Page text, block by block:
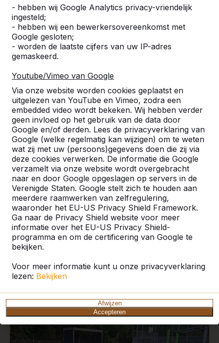
- hebben wij Google Analytics privacy-vriendelijk
ingesteld;
- hebben wij een bewerkersovereenkomst met
Google gesloten;
- worden de laatste cijfers van uw IP-adres
gemaskeerd.
Youtube/Vimeo van Google
Via onze website worden cookies geplaatst en
uitgelezen van YouTube en Vimeo, zodra een
embedded video wordt bekeken. Wij hebben verder
geen invloed op het gebruik van de data door
Google en/of derden. Lees de privacyverklaring van
Google (welke regelmatig kan wijzigen) om te weten
wat zij met uw (persoons)gegevens doen die zij via
deze cookies verwerken. De informatie die Google
verzamelt via onze website wordt overgebracht
naar en door Google opgeslagen op servers in de
Verenigde Staten. Google stelt zich te houden aan
meerdere raamwerken van zelfregulering,
waaronder het EU-US Privacy Shield Framework.
Ga naar de Privacy Shield website voor meer
informatie over het EU-US Privacy Shield-
programma en om de certificering van Google te
bekijken.
Voor meer informatie kunt u onze privacyverklaring
lezen: Bekijken
Afwijzen
Accepteren
Pingpongtafels -->
Een speltafel voor oneindig
buitenspeelplezier:
weerbestendig, oerdegelijk en
daarom dus een duurzame
keuze.
Voetvolleybal is een
van tafeltennis en
op een schoolplein,
openbare ruimte.
Recente plaatsingen en